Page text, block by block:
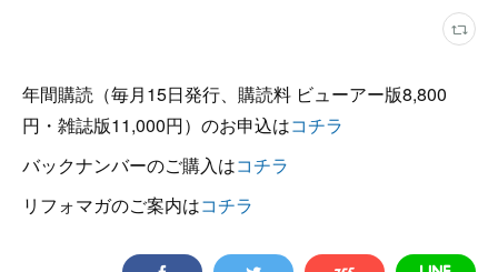
年間購読（毎月15日発行、購読料 ビューアー版8,800
円・雑誌版11,000円）のお申込はコチラ
バックナンバーのご購入はコチラ
リフォマガのご案内はコチラ